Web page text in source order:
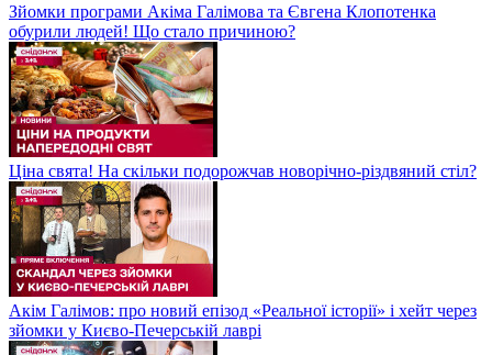
Зйомки програми Акіма Галімова та Євгена Клопотенка
обурили людей! Що стало причиною?
Ціна свята! На скільки подорожчав новорічно-різдвяний стіл?
Акім Галімов: про новий епізод «Реальної історії» і хейт через
зйомки у Києво-Печерській лаврі